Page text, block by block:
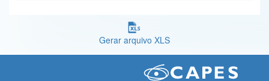
Gerar arquivo XLS